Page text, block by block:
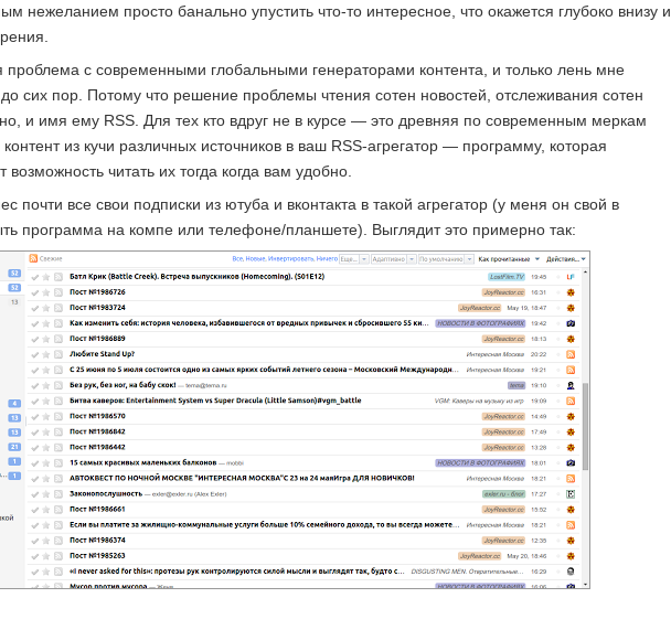
нежеланием просто банально упустить что-то интересное, что окажется глубоко внизу и
проблема с современными глобальными генераторами контента, и только лень мне
сих пор. Потому что решение проблемы чтения сотен новостей, отслеживания сотен
и имя ему RSS. Для тех кто вдруг не в курсе — это древняя по современным меркам
из кучи различных источников в ваш RSS-агрегатор — программу, которая
возможность читать их тогда когда вам удобно.
почти все свои подписки из ютуба и вконтакта в такой агрегатор (у меня он свой в
программа на компе или телефоне/планшете). Выглядит это примерно так: